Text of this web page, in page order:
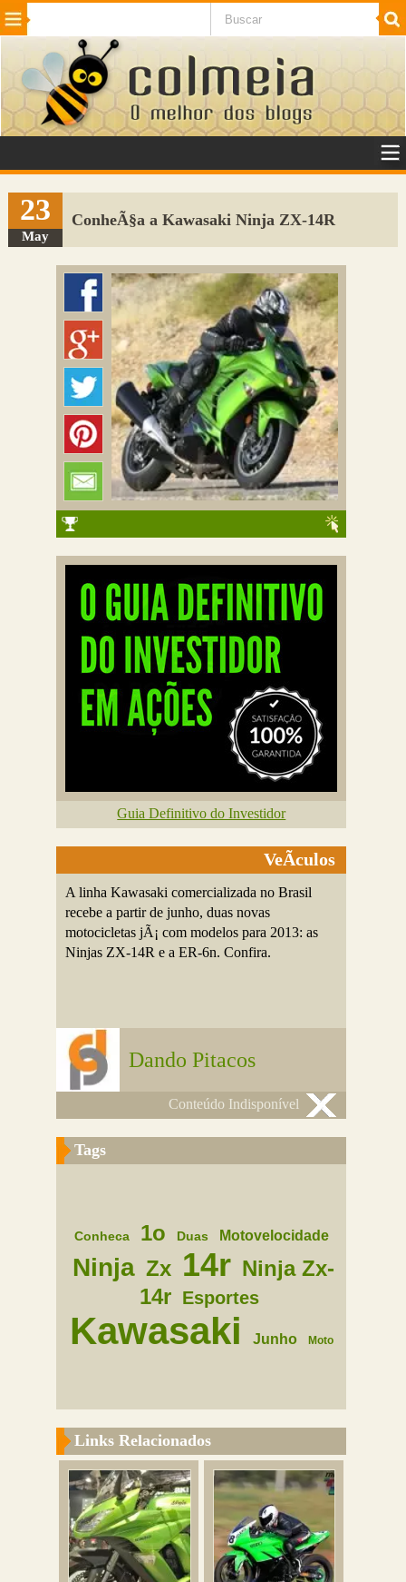
Beleza Cinema e TV
Internet Jogos NotÃ­cias SaÃºde
VeÃ­culos Adulto
Sugerir Link
Adicionar Blog
Colmeia Exchange
Perguntas Frequentes
23
May
ConheÃ§a a Kawasaki Ninja ZX-14R
Guia Definitivo do Investidor
VeÃ­culos
A linha Kawasaki comercializada no Brasil
recebe a partir de junho, duas novas
motocicletas jÃ¡ com modelos para 2013: as
Ninjas ZX-14R e a ER-6n. Confira.
Dando Pitacos
Conteúdo Indisponível
Tags
Conheca 1o Duas Motovelocidade
Ninja Zx 14r Ninja Zx-
14r Esportes
Kawasaki Junho Moto
Links Relacionados